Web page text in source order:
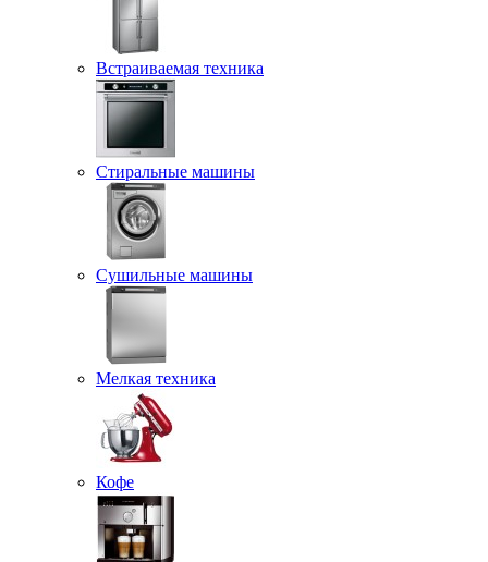
Встраиваемая техника
Стиральные машины
Сушильные машины
Мелкая техника
Кофе